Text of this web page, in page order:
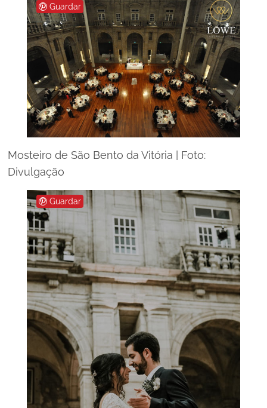
Guardar
Mosteiro de São Bento da Vitória | Foto:
Divulgação
Guardar